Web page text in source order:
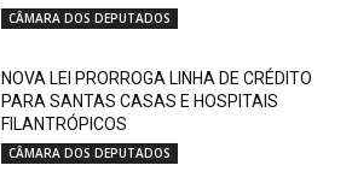
CÂMARA DOS DEPUTADOS
NOVA LEI PRORROGA LINHA DE CRÉDITO
PARA SANTAS CASAS E HOSPITAIS
FILANTRÓPICOS
CÂMARA DOS DEPUTADOS